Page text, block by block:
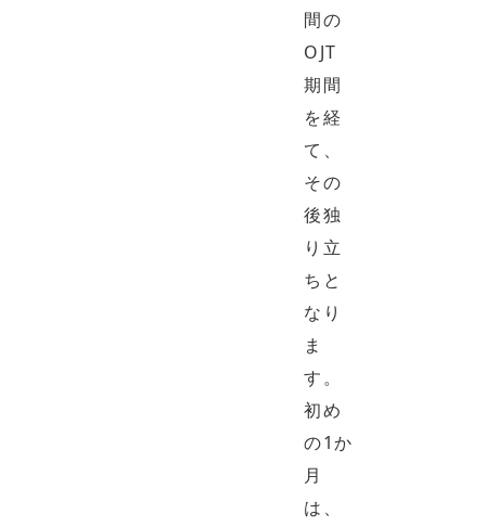
間の
OJT
期間
を経
て、
その
後独
り立
ちと
なり
ま
す。
初め
の1か
月
は、